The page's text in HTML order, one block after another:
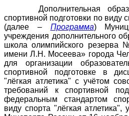
Дополнительная
спортивной подготовки по виду
(далее – Программа)
учреждения дополнительного
школа олимпийского резерва
имени Л.Н. Мосеева» города
для организации
спортивной подготовке в
"лёгкая атлетика" с учётом
требований к спортивной
федеральным стандартом
виду спорта "лёгкая